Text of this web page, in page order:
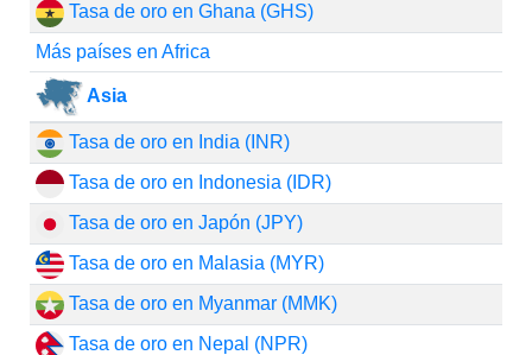
Tasa de oro en Ghana (GHS)
Más países en Africa
Asia
Tasa de oro en India (INR)
Tasa de oro en Indonesia (IDR)
Tasa de oro en Japón (JPY)
Tasa de oro en Malasia (MYR)
Tasa de oro en Myanmar (MMK)
Tasa de oro en Nepal (NPR)